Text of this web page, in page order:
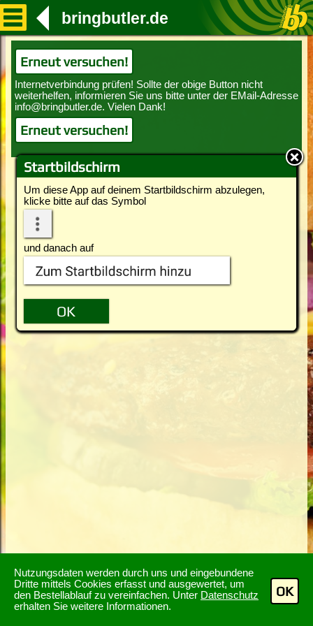
Nutzungsdaten werden durch uns und eingebundene
Dritte mittels Cookies erfasst und ausgewertet, um
den Bestellablauf zu vereinfachen. Unter Datenschutz
erhalten Sie weitere Informationen.
OK
Startbildschirm
Um diese App auf deinem Startbildschirm abzulegen,
klicke bitte auf das Symbol
und danach auf
bringbutler.de
Erneut versuchen!
Erneut versuchen!